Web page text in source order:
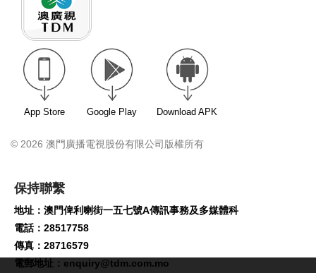
App Store Google Play Download APK
© 2026 澳門廣播電視股份有限公司版權所有
保持聯繫
地址：澳門俾利喇街一五七號A傳訊事務及多媒體科
電話：28517758
傳真：28716579
電郵地址： enquiry@tdm.com.mo